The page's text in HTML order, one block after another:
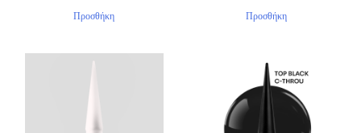
Προσθήκη Προσθήκη